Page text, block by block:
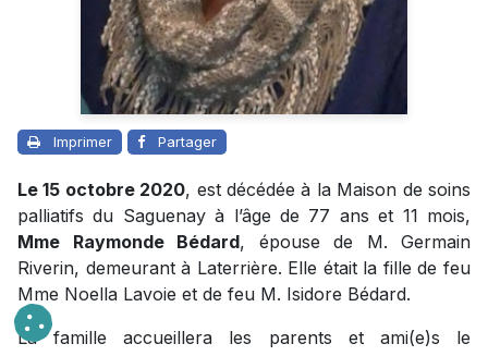
Imprimer Partager
Le 15 octobre 2020, est décédée à la Maison de soins
palliatifs du Saguenay à l’âge de 77 ans et 11 mois,
Mme Raymonde Bédard, épouse de M. Germain
Riverin, demeurant à Laterrière. Elle était la fille de feu
Mme Noella Lavoie et de feu M. Isidore Bédard.
La famille accueillera les parents et ami(e)s le